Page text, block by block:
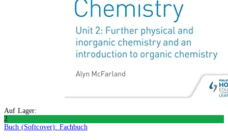
Auf Lager:
2
Buch (Softcover): Fachbuch